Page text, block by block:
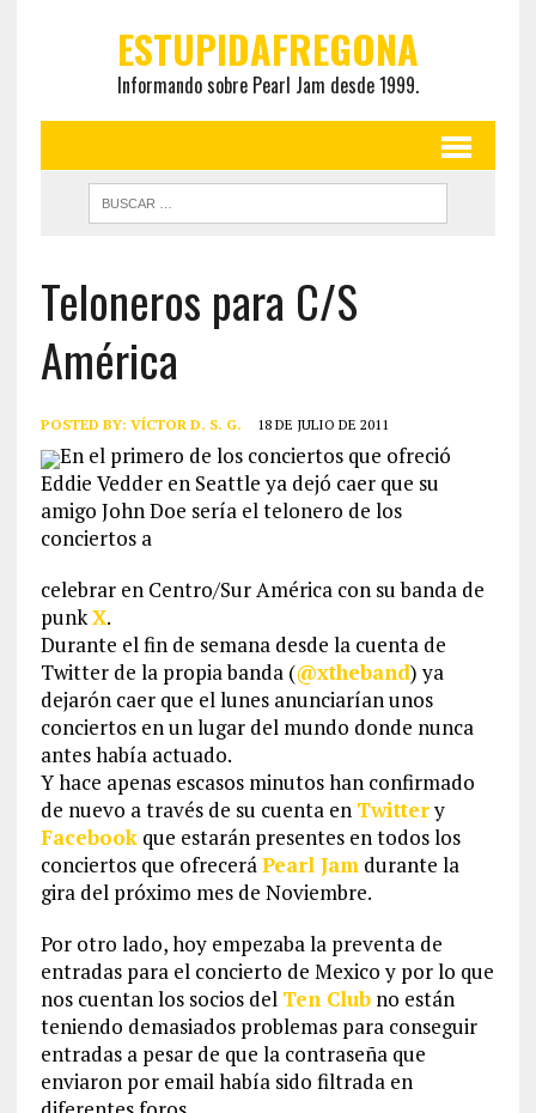
ESTUPIDAFREGONA
Informando sobre Pearl Jam desde 1999.
Teloneros para C/S
América
POSTED BY: VÍCTOR D. S. G. 18 DE JULIO DE 2011
En el primero de los conciertos que ofreció
Eddie Vedder en Seattle ya dejó caer que su
amigo John Doe sería el telonero de los
conciertos a
celebrar en Centro/Sur América con su banda de
punkX.
Durante el fin de semana desde la cuenta de
Twitter de la propia banda (@xtheband) ya
dejarón caer que el lunes anunciarían unos
conciertos en un lugar del mundo donde nunca
antes había actuado.
Y hace apenas escasos minutos han confirmado
de nuevo a través de su cuenta en Twittery
Facebookque estarán presentes en todos los
conciertos que ofreceráPearl Jamdurante la
gira del próximo mes de Noviembre.
Por otro lado, hoy empezaba la preventa de
entradas para el concierto de Mexico y por lo que
nos cuentan los socios del Ten Clubno están
teniendo demasiados problemas para conseguir
entradas a pesar de que la contraseña que
enviaron por email había sido filtrada en